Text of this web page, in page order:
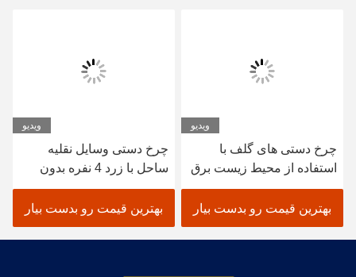
ویدیو
چرخ دستی های گلف با
استفاده از محیط زیست برق
با 48V تروجان باتری 6 * 8V
بهترین قیمت رو بدست بیار
ویدیو
چرخ دستی وسایل نقلیه
ساحل با زرد 4 نفره بدون
سقف / چرخ دستی های
الکتریکی شکار
بهترین قیمت رو بدست بیار